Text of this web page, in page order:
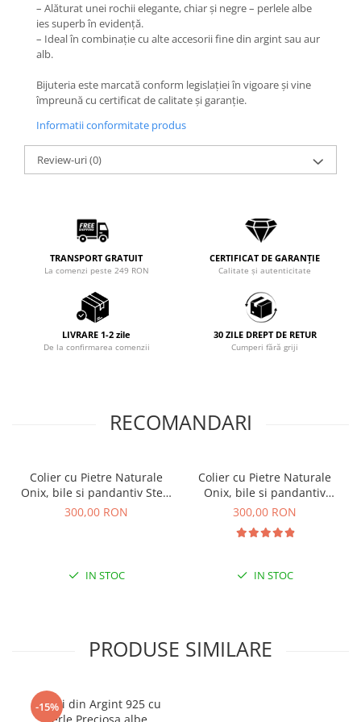
– Alăturat unei rochii elegante, chiar și negre – perlele albe
ies superb în evidență.
– Ideal în combinație cu alte accesorii fine din argint sau aur
alb.
Bijuteria este marcată conform legislației în vigoare și vine
împreună cu certificat de calitate și garanție.
Informatii conformitate produs
Review-uri(0)
TRANSPORT GRATUIT
La comenzi peste 249 RON
CERTIFICAT DE GARANȚIE
Calitate și autenticitate
LIVRARE 1-2 zile
De la confirmarea comenzii
30 ZILE DREPT DE RETUR
Cumperi fără griji
RECOMANDARI
Colier cu Pietre Naturale
Onix, bile si pandantiv Stele
din Argint 925
300,00 RON
IN STOC
Colier cu Pietre Naturale
Onix, bile si pandantiv
Cruce din Argint 925
300,00 RON
IN STOC
PRODUSE SIMILARE
-15%
Cercei din Argint 925 cu